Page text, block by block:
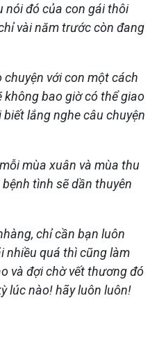
nói đó của con gái thôi
vài năm trước còn đang
chuyện với con một cách
không bao giờ có thể giao
lắng nghe câu chuyện
mùa xuân và mùa thu
tình sẽ dần thuyên
chỉ cần bạn luôn
nhiều quá thì cũng làm
và đợi chờ vết thương đó
lúc nào! hãy luôn luôn!